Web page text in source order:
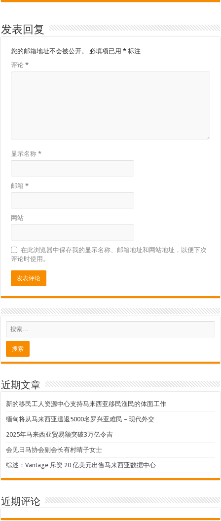
发表回复
您的邮箱地址不会被公开。 必填项已用* 标注
评论*
显示名称*
邮箱*
网站
在此浏览器中保存我的显示名称、邮箱地址和网站地址，以便下次
评论时使用。
近期文章
新的移民工人资源中心支持马来西亚移民渔民的体面工作
缅甸将从马来西亚遣返5000名罗兴亚难民 – 现代外交
2025年马来西亚贸易额突破3万亿令吉
会见日马协会副会长有村晴子女士
综述：Vantage 斥资 20 亿美元出售马来西亚数据中心
近期评论